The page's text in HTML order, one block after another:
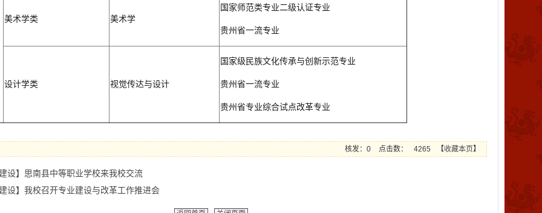
美术学类 美术学
国家师范类专业二级认证专业
贵州省一流专业
设计学类 视觉传达与设计
国家级民族文化传承与创新示范专业
贵州省一流专业
贵州省专业综合试点改革专业
核发：0 点击数： 4265 【收藏本页】
设】思南县中等职业学校来我校交流
设】我校召开专业建设与改革工作推进会